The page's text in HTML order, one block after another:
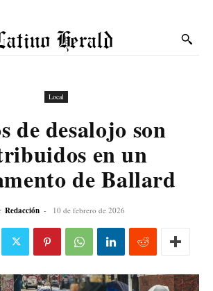
Herald
Local
de desalojo son
en un
de Ballard
Redacción - 10 de febrero de 2026